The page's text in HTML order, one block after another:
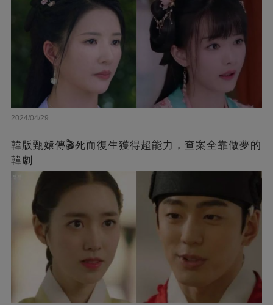
2024/04/29
韓版甄嬛傳🎬死而復生獲得超能力，查案全靠做夢的
韓劇